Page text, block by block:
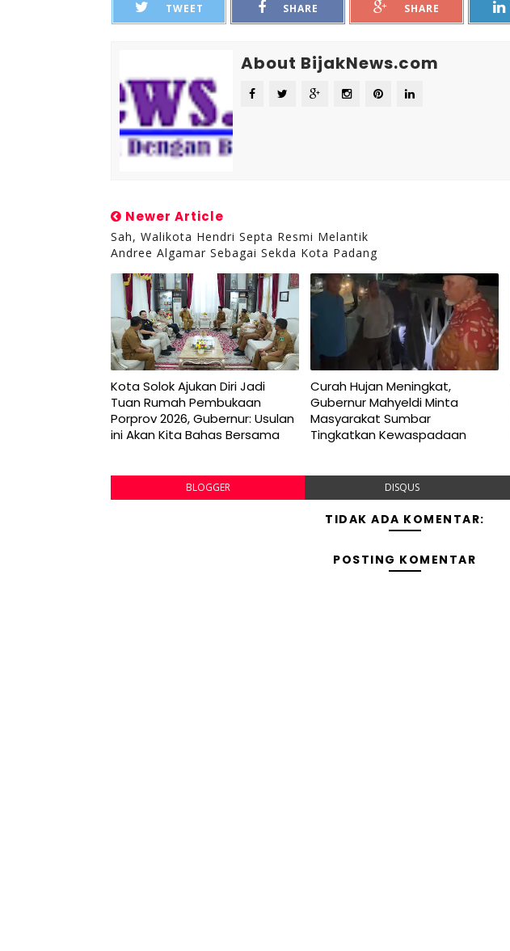
TWEET SHARE SHARE
About BijakNews.com
Newer Article
Sah, Walikota Hendri Septa Resmi Melantik
Andree Algamar Sebagai Sekda Kota Padang
Kota Solok Ajukan Diri Jadi
Tuan Rumah Pembukaan
Porprov 2026, Gubernur: Usulan
ini Akan Kita Bahas Bersama
Curah Hujan Meningkat,
Gubernur Mahyeldi Minta
Masyarakat Sumbar
Tingkatkan Kewaspadaan
BLOGGER DISQUS
TIDAK ADA KOMENTAR:
POSTING KOMENTAR